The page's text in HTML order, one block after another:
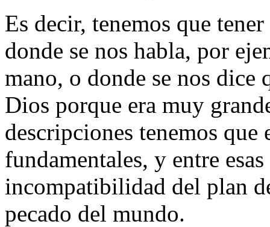
Es decir, tenemos que
donde se nos habla, por
mano, o donde se nos dice
Dios porque era muy
descripciones tenemos que
fundamentales, y entre
incompatibilidad del plan
pecado del mundo.